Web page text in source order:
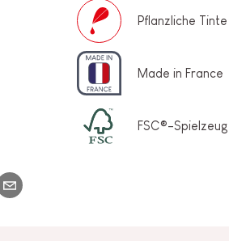
und 16 Pflanzliche Tinte
Made in France
FSC®-Spielzeug